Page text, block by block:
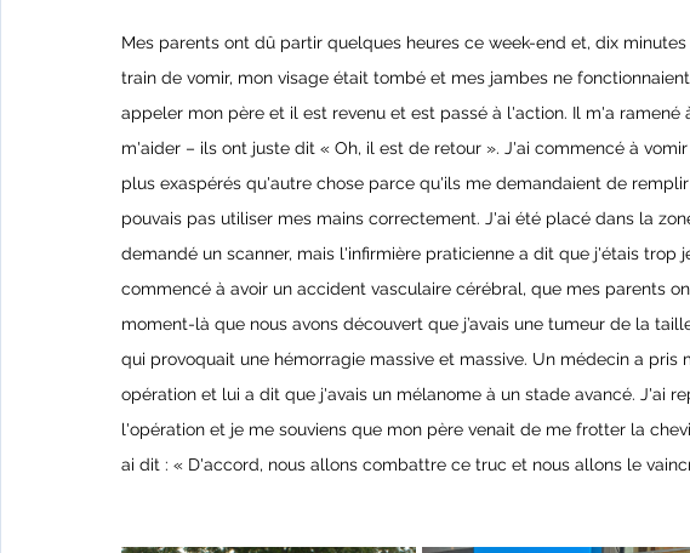
Mes parents ont dû partir quelques heures ce week-end et, dix
train de vomir, mon visage était tombé et mes jambes ne
appeler mon père et il est revenu et est passé à l'action. Il m'a
m'aider – ils ont juste dit « Oh, il est de retour ». J'ai commencé à
plus exaspérés qu'autre chose parce qu'ils me demandaient de
pouvais pas utiliser mes mains correctement. J'ai été placé dans la
demandé un scanner, mais l'infirmière praticienne a dit que j'étais trop
commencé à avoir un accident vasculaire cérébral, que mes parents
moment-là que nous avons découvert que j’avais une tumeur de la
qui provoquait une hémorragie massive et massive. Un médecin a
opération et lui a dit que j'avais un mélanome à un stade avancé. J'ai
l'opération et je me souviens que mon père venait de me frotter la
ai dit : « D'accord, nous allons combattre ce truc et nous allons le